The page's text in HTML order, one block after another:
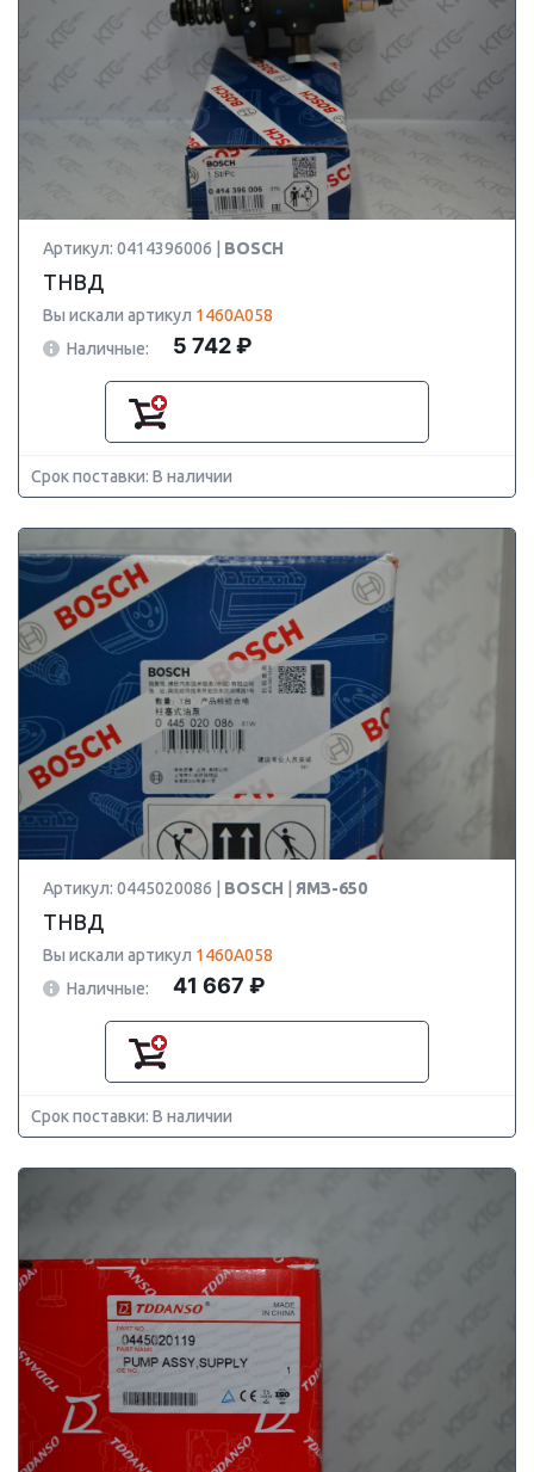
Артикул: 0414396006 | BOSCH
ТНВД
Вы искали артикул 1460A058
Наличные:
5 742 ₽
Срок поставки: В наличии
Артикул: 0445020086 | BOSCH ЯМЗ-650
ТНВД
Вы искали артикул 1460A058
Наличные:
41 667 ₽
Срок поставки: В наличии